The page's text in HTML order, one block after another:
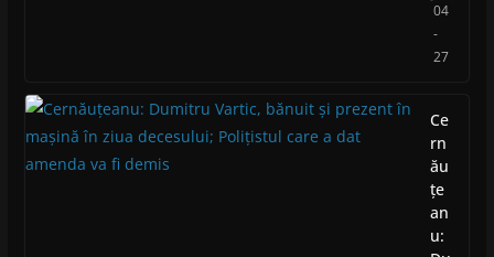
04
-
27
Ce
rn
ău
țe
an
u: